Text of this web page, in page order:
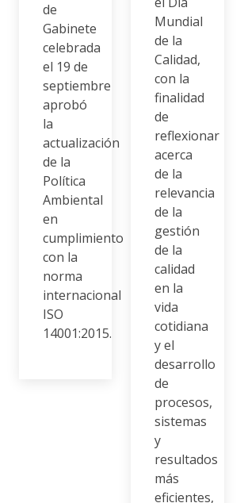
de
Gabinete
celebrada
el 19 de
septiembre
aprobó
la
actualización
de la
Política
Ambiental
en
cumplimiento
con la
norma
internacional
ISO
14001:2015.
Mundial
de la
Calidad,
con la
finalidad
de
reflexionar
acerca
de la
relevancia
de la
gestión
de la
calidad
en la
vida
cotidiana
y el
desarrollo
de
procesos,
sistemas
y
resultados
más
eficientes,